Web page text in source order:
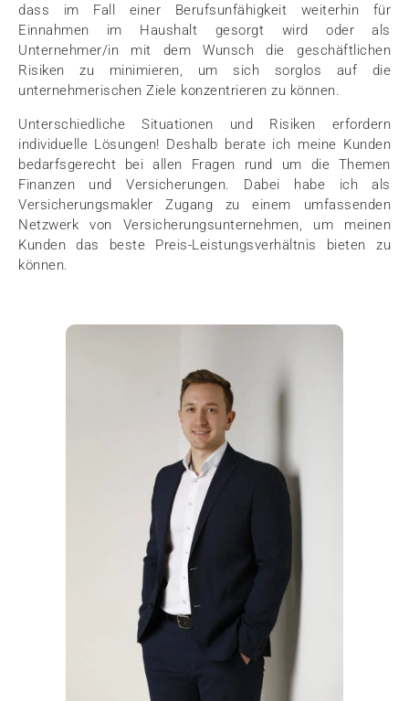
dass im Fall einer Berufsunfähigkeit weiterhin für
Einnahmen im Haushalt gesorgt wird oder als
Unternehmer/in mit dem Wunsch die geschäftlichen
Risiken zu minimieren, um sich sorglos auf die
unternehmerischen Ziele konzentrieren zu können.
Unterschiedliche Situationen und Risiken erfordern
individuelle Lösungen! Deshalb berate ich meine Kunden
bedarfsgerecht bei allen Fragen rund um die Themen
Finanzen und Versicherungen. Dabei habe ich als
Versicherungsmakler Zugang zu einem umfassenden
Netzwerk von Versicherungsunternehmen, um meinen
Kunden das beste Preis-Leistungsverhältnis bieten zu
können.